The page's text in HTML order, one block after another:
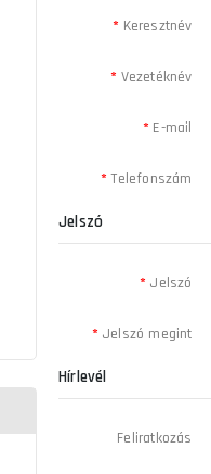
Keresztnév
Vezetéknév
E-mail
Telefonszám
Jelszó
Jelszó
Jelszó megint
Hírlevél
Feliratkozás